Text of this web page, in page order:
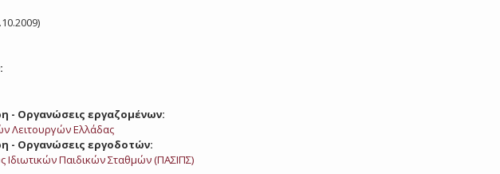
- Οργανώσεις εργαζομένων:
Λειτουργών Ελλάδας
- Οργανώσεις εργοδοτών:
Ιδιωτικών Παιδικών Σταθμών (ΠΑΣΙΠΣ)